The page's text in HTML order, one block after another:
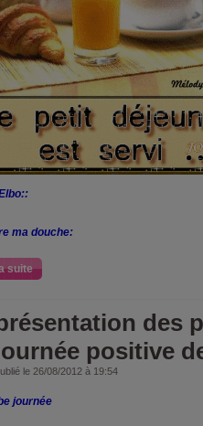
ma douche:
suite
des
positive
le 26/08/2012 à 19:54
journée